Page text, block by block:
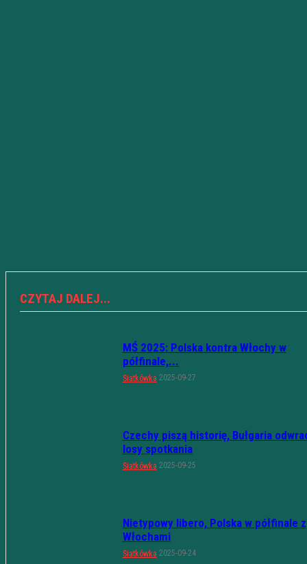
CZYTAJ DALEJ...
MŚ 2025: Polska kontra Włochy w
półfinale,...
Siatkówka 2025-09-27
Czechy piszą historię, Bułgaria
losy spotkania
Siatkówka 2025-09-25
Nietypowy libero, Polska w półfinale z
Włochami
Siatkówka 2025-09-24